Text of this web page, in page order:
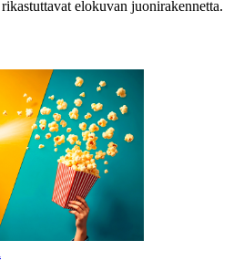
elokuvan juonirakennetta.